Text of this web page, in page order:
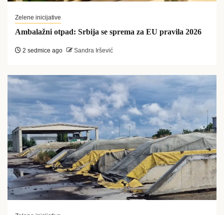
Zelene inicijative
Ambalažni otpad: Srbija se sprema za EU pravila 2026
2 sedmice ago Sandra Iršević